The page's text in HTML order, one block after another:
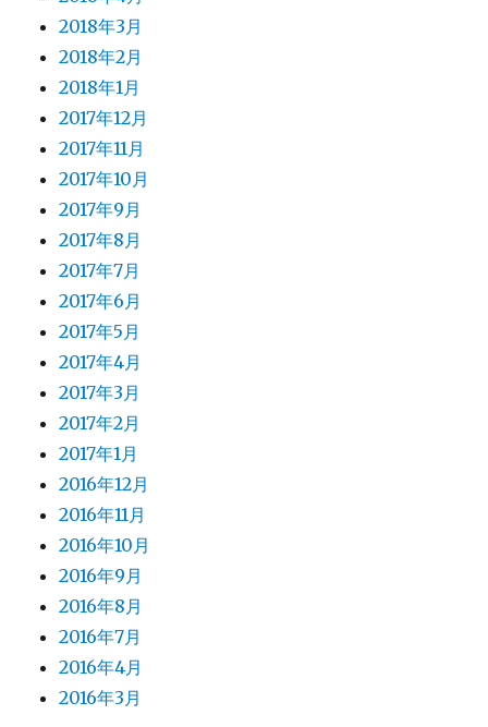
2018年3月
2018年2月
2018年1月
2017年12月
2017年11月
2017年10月
2017年9月
2017年8月
2017年7月
2017年6月
2017年5月
2017年4月
2017年3月
2017年2月
2017年1月
2016年12月
2016年11月
2016年10月
2016年9月
2016年8月
2016年7月
2016年4月
2016年3月